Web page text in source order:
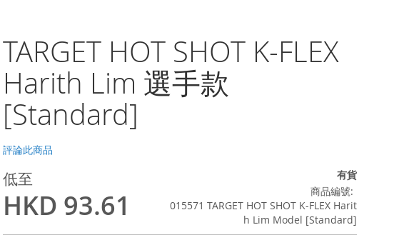
TARGET HOT SHOT K-FLEX
Harith Lim 選手款
[Standard]
評論此商品
低至
HKD 93.61
有貨
商品編號
015571 TARGET HOT SHOT K-FLEX Harit
h Lim Model [Standard]